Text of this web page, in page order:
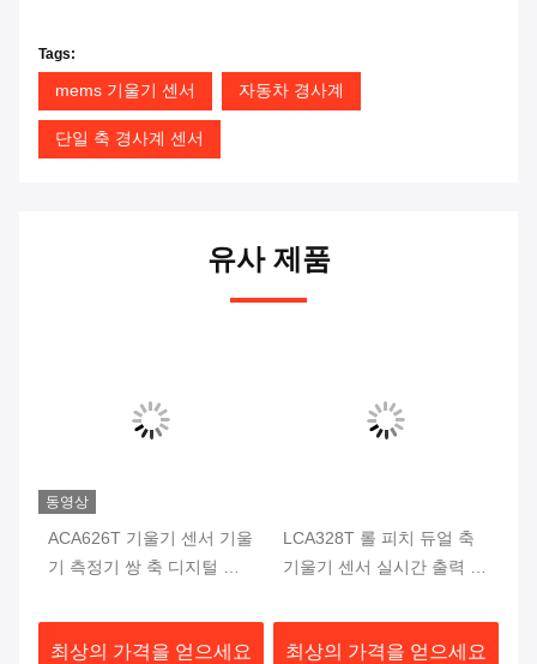
Tags:
mems 기울기 센서 자동차 경사계
단일 축 경사계 센서
유사 제품
동영상
ACA626T 기울기 센서 기울
기 측정기 쌍 축 디지털 기
최상의 가격을 얻으세요
LCA328T 롤 피치 듀얼 축
기울기 센서 실시간 출력 디
최상의 가격을 얻으세요